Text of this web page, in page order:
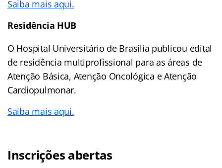
Saiba mais aqui.
Residência HUB
O Hospital Universitário de Brasília publicou edital
de residência multiprofissional para as áreas de
Atenção Básica, Atenção Oncológica e Atenção
Cardiopulmonar.
Saiba mais aqui.
Inscrições abertas